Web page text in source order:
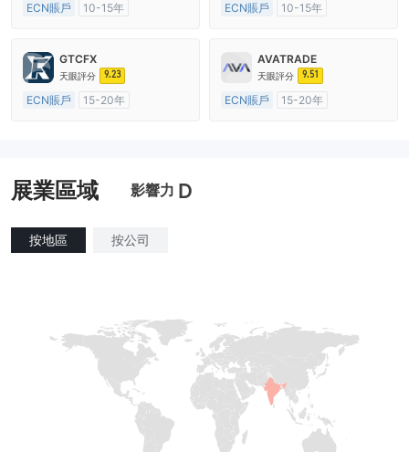
ECN賬戶
10-15年
主標MT4
ECN賬戶
10-15年
GTCFX
天眼評分 9.23
ECN賬戶
15-20年
AVATRADE
天眼評分 9.51
ECN賬戶
15-20年
展業區域 影響力 D
按地區 按公司